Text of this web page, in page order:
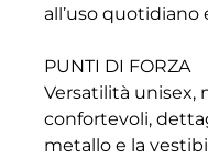
all’uso
PUNTI DI FORZA
Versatilità unisex,
confortevoli,
metallo e la